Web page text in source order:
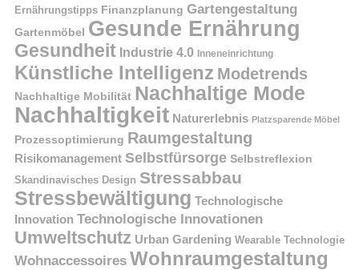
Ernährungstipps Finanzplanung Gartengestaltung
Gartenmöbel Gesunde Ernährung
Gesundheit Industrie 4.0 Inneneinrichtung
Künstliche Intelligenz Modetrends
Nachhaltige Mobilität Nachhaltige Mode
Nachhaltigkeit Naturerlebnis Platzsparende Möbel
Prozessoptimierung Raumgestaltung
Risikomanagement Selbstfürsorge Selbstreflexion
Skandinavisches Design Stressabbau
Stressbewältigung Technologische
Innovation Technologische Innovationen
Umweltschutz Urban Gardening Wearable Technologie
Wohnaccessoires Wohnraumgestaltung